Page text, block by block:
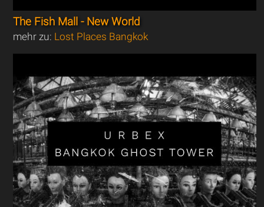
The Fish Mall - New World
mehr zu: Lost Places Bangkok